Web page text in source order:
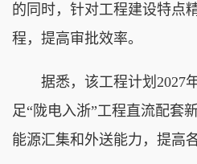
的同时，针对工程建设特点
程，提高审批效率。
据悉，该工程计划2027
足“陇电入浙”工程直流配套
能源汇集和外送能力，提高